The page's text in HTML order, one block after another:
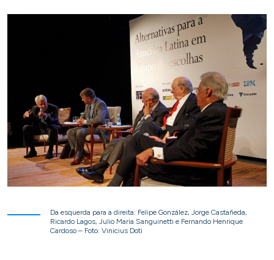
Da esquerda para a direita: Felipe González, Jorge Castañeda,
Ricardo Lagos, Julio Maria Sanguinetti e Fernando Henrique
Cardoso – Foto: Vinicius Doti